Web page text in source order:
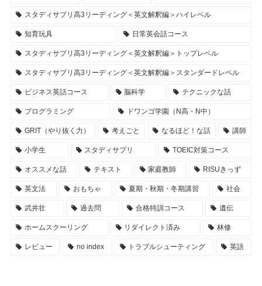
スタディサプリ高3リーディング＜英文解釈編＞ハイレベル
知育玩具 日常英会話コース
スタディサプリ高3リーディング＜英文解釈編＞トップレベル
スタディサプリ高3リーディング＜英文解釈編＞スタンダードレベル
ビジネス英話コース 脳科学 テクニックな話
プログラミング ドワンゴ学園（N高・N中）
GRIT（やり抜く力） 考えごと なるほど！な話 講師
小学生 スタディサプリ TOEIC対策コース
オススメな話 テキスト 家庭教師 RISUきっず
英文法 おもちゃ 夏期・秋期・冬期講習 社会
武井壮 過去問 合格特訓コース 遺伝
ホームスクーリング リダイレクト済み 林修
レビュー no index トラブルシューティング 英語